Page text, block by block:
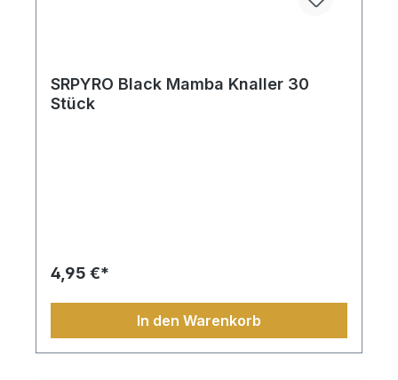
SRPYRO Black Mamba Knaller 30
Stück
4,95 €*
In den Warenkorb